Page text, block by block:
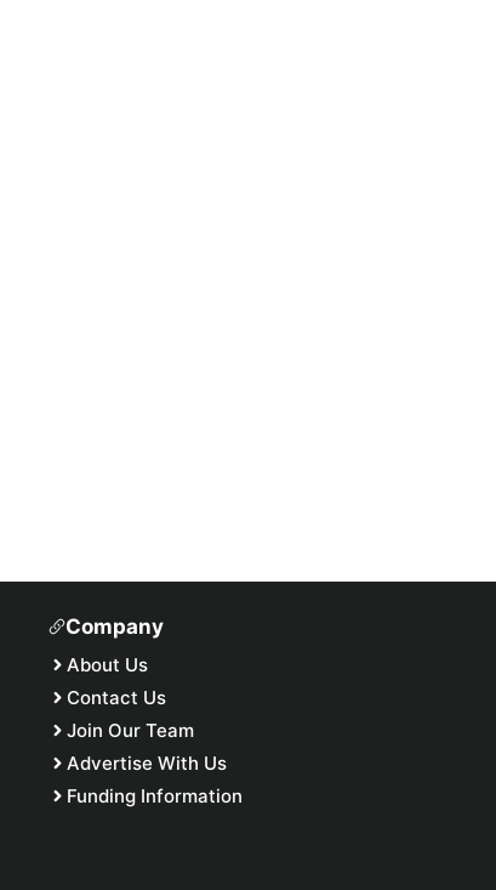
Company
About Us
Contact Us
Join Our Team
Advertise With Us
Funding Information